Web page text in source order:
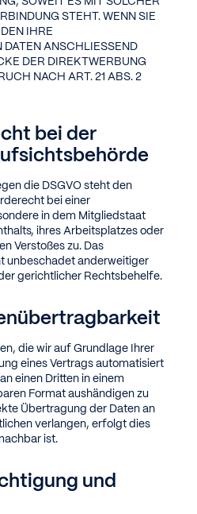
STEHT. WENN SIE
IHRE
DATEN ANSCHLIESSEND
DER DIREKTWERBUNG
NACH ART. 21 ABS. 2
bei der
die DSGVO steht den
bei einer
in dem Mitgliedstaat
ihres Arbeitsplatzes oder
Verstoßes zu. Das
unbeschadet anderweitiger
gerichtlicher Rechtsbehelfe.
die wir auf Grundlage Ihrer
eines Vertrags automatisiert
einen Dritten in einem
Format aushändigen zu
Übertragung der Daten an
verlangen, erfolgt dies
ist.
und